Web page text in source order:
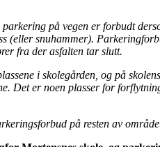
på vegen er forbudt
(eller snuhammer).
fra der asfalten tar slutt.
i skolegården, og på
Det er noen plasser for
på resten av